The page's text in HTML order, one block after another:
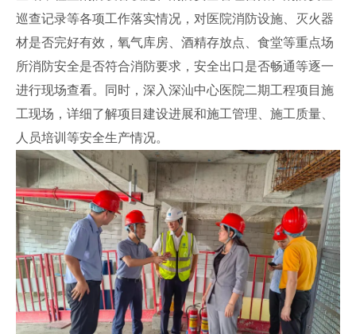
巡查记录等各项工作落实情况，对医院消防设施、灭火器
材是否完好有效，氧气库房、酒精存放点、食堂等重点场
所消防安全是否符合消防要求，安全出口是否畅通等逐一
进行现场查看。同时，深入深汕中心医院二期工程项目施
工现场，详细了解项目建设进展和施工管理、施工质量、
人员培训等安全生产情况。